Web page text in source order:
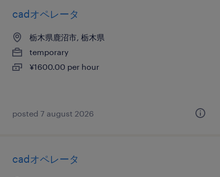
cadオペレータ
栃木県鹿沼市, 栃木県
temporary
¥1600.00 per hour
posted 7 august 2026
cadオペレータ